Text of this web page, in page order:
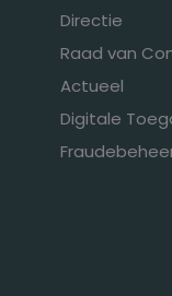
Directie
Raad van
Actueel
Digitale